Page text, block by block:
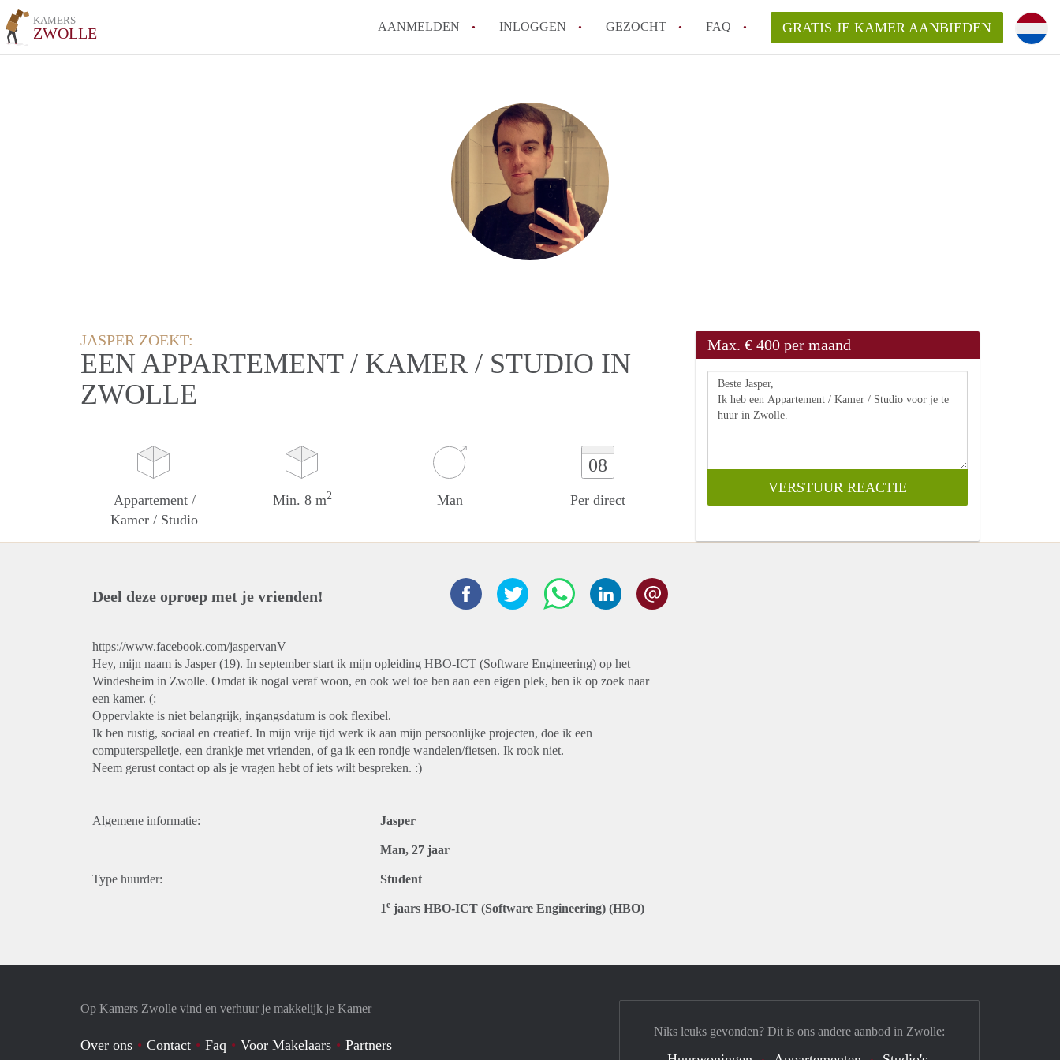
KAMERS
ZWOLLE AANMELDEN INLOGGEN GEZOCHT FAQ
Wat is de privacyverklaring van KamersZwolle?
Berekent KamersZwolle makelaarsvergoeding/bemiddelingsvergoeding?
Is KamersZwolle verantwoordelijk voor de aangeboden Kamer / Kamers in
Zwolle?
Alle veelgestelde vragen
GRATIS JE KAMER AANBIEDEN
JASPER ZOEKT:
EEN APPARTEMENT / KAMER / STUDIO IN
ZWOLLE
Appartement /
Kamer / Studio
Min. 8 m2 Man
08
Per direct
Max. € 400 per maand
Deel deze oproep met je vrienden!
https://www.facebook.com/jaspervanV
Hey, mijn naam is Jasper (19). In september start ik mijn opleiding HBO-ICT (Software Engineering) op het
Windesheim in Zwolle. Omdat ik nogal veraf woon, en ook wel toe ben aan een eigen plek, ben ik op zoek naar
een kamer. (:
Oppervlakte is niet belangrijk, ingangsdatum is ook flexibel.
Ik ben rustig, sociaal en creatief. In mijn vrije tijd werk ik aan mijn persoonlijke projecten, doe ik een
computerspelletje, een drankje met vrienden, of ga ik een rondje wandelen/fietsen. Ik rook niet.
Neem gerust contact op als je vragen hebt of iets wilt bespreken. :)
Algemene informatie: Jasper
Man, 27 jaar
Type huurder: Student
1e jaars HBO-ICT (Software Engineering) (HBO)
Op Kamers Zwolle vind en verhuur je makkelijk je Kamer
Over ons Contact Faq Voor Makelaars Partners
Niks leuks gevonden? Dit is ons andere aanbod in Zwolle: